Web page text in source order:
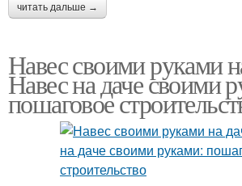
читать дальше →
Навес своими руками
Навес на даче своими
пошаговое